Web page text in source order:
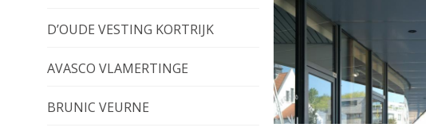
D’OUDE VESTING KORTRIJK
AVASCO VLAMERTINGE
BRUNIC VEURNE